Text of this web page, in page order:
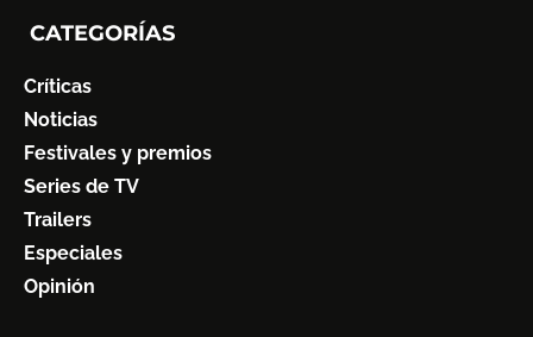
CATEGORÍAS
Críticas
Noticias
Festivales y premios
Series de TV
Trailers
Especiales
Opinión